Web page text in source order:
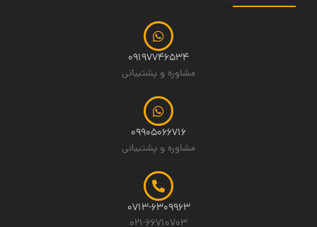
09197746534
مشاوره و پشتیبانی
09905066716
مشاوره و پشتیبانی
0713-6309963
021-66710703